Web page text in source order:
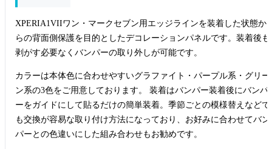
XPERIA1VIIワン・マークセブン用エッジラインを装着した状態か
らの背面側保護を目的としたデコレーションパネルです。装着後も
剥がす必要なくバンパーの取り外しが可能です。
カラーは本体色に合わせやすいグラファイト・パープル系・グリー
ン系の3色をご用意しております。 装着はバンパー装着後にバンパ
ーをガイドにして貼るだけの簡単装着。季節ごとの模様替えなどで
も交換が容易な取り付け方法になっており、お好みに合わせてバン
パーとの色違いにした組み合わせもお勧めです。